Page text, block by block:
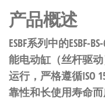
产品概述
ESBF系列中的ESBF-
能电动缸（丝杆驱
运行，严格遵循ISO
靠性和长使用寿命